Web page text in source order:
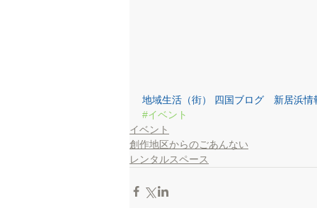
地域生活（街） 四国ブログ　新居浜情
#イベント
イベント
創作地区からのごあんない
レンタルスペース